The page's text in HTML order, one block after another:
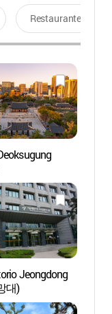
Restaurantes
Jeongdong
대)